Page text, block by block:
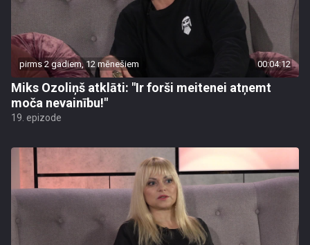
pirms 2 gadiem, 12 mēnešiem 00:04:12
Miks Ozoliņš atklāti: "Ir forši meitenei atņemt
moča nevainību!"
19. epizode